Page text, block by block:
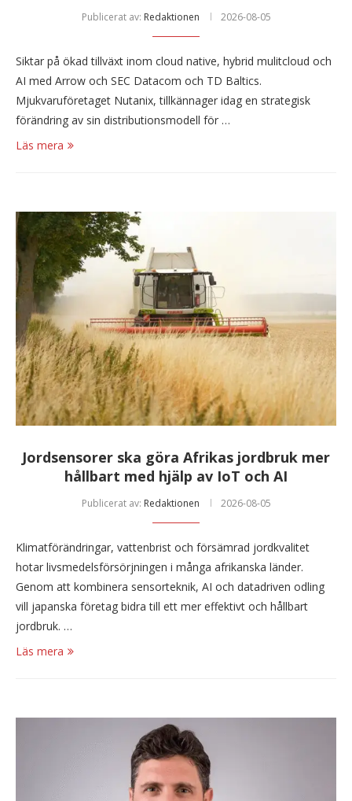
Publicerat av: Redaktionen 2026-08-05
Siktar på ökad tillväxt inom cloud native, hybrid mulitcloud och
AI med Arrow och SEC Datacom och TD Baltics.
Mjukvaruföretaget Nutanix, tillkännager idag en strategisk
förändring av sin distributionsmodell för …
Läs mera
Jordsensorer ska göra Afrikas jordbruk mer
hållbart med hjälp av IoT och AI
Publicerat av: Redaktionen 2026-08-05
Klimatförändringar, vattenbrist och försämrad jordkvalitet
hotar livsmedelsförsörjningen i många afrikanska länder.
Genom att kombinera sensorteknik, AI och datadriven odling
vill japanska företag bidra till ett mer effektivt och hållbart
jordbruk. …
Läs mera